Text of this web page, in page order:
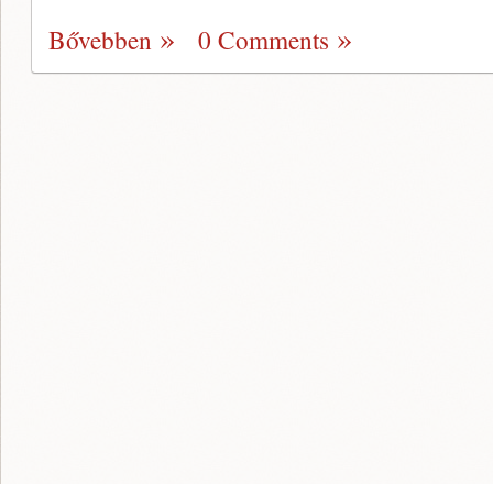
Bővebben
0 Comments